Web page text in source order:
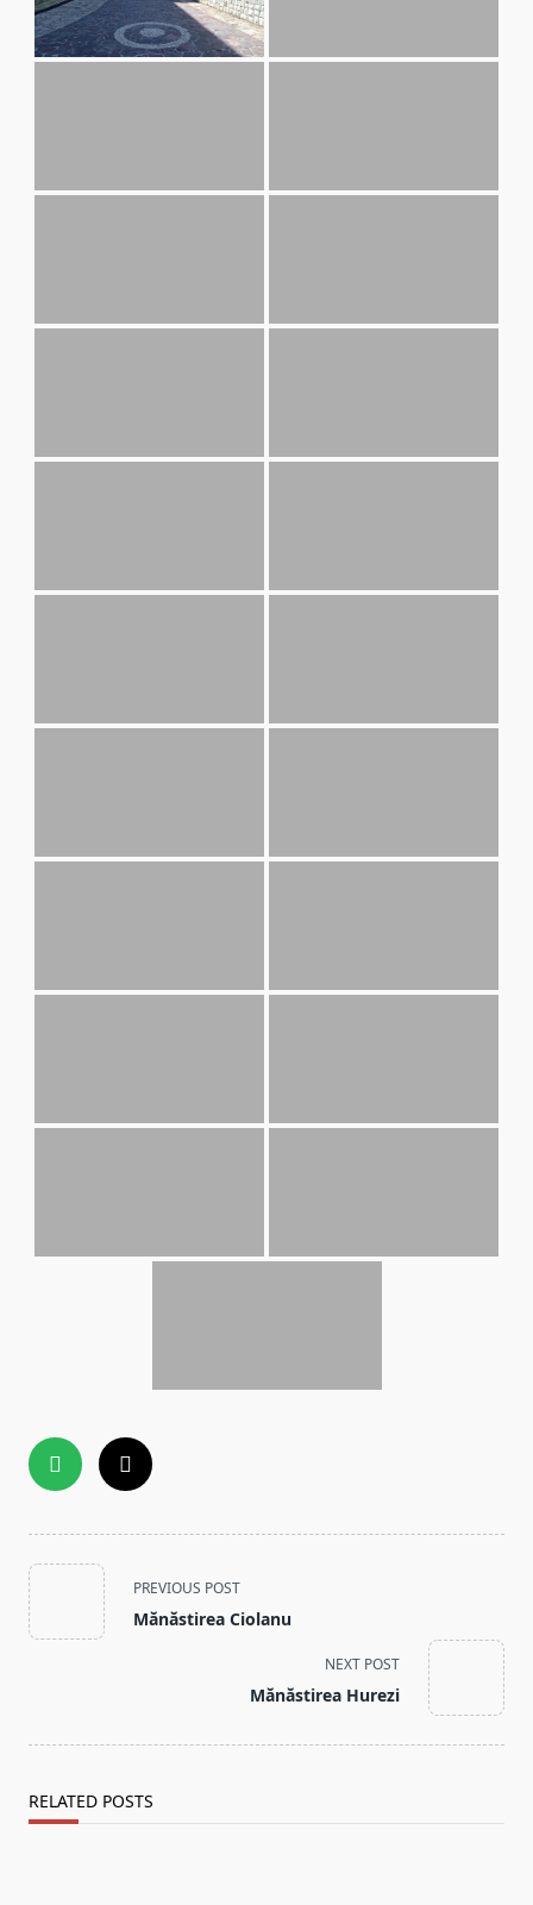
<span
class="nav-
subtitle
PREVIOUS POST
Mănăstirea Ciolanu
NEXT POST
Mănăstirea Hurezi
RELATED POSTS